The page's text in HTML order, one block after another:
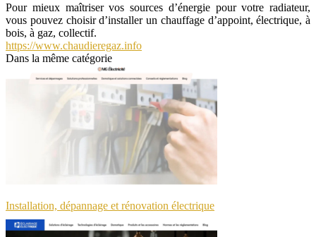
Pour mieux maîtriser vos sources d’énergie pour votre radiateur,
vous pouvez choisir d’installer un chauffage d’appoint, électrique, à
bois, à gaz, collectif.
https://www.chaudieregaz.info
Dans la même catégorie
Installation, dépannage et rénovation électrique